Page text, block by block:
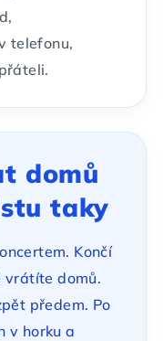
telefonu,
domů
taky
Končí
vrátíte domů.
předem. Po
v horku a